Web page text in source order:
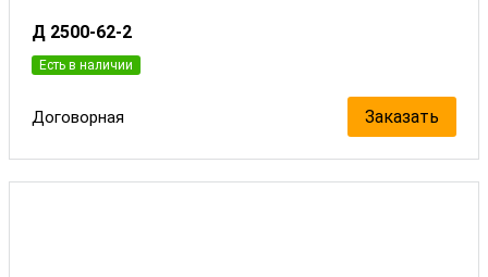
Д 2500-62-2
Есть в наличии
Договорная Заказать